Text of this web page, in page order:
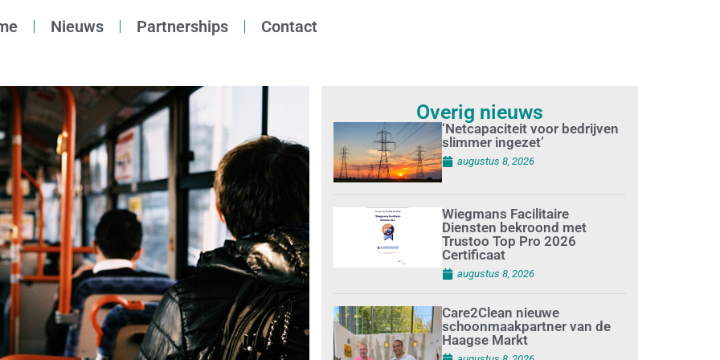
Nieuws Partnerships Contact
Overig nieuws
‘Netcapaciteit voor bedrijven
slimmer ingezet’
augustus 8, 2026
Wiegmans Facilitaire
Diensten bekroond met
Trustoo Top Pro 2026
Certificaat
augustus 8, 2026
Care2Clean nieuwe
schoonmaakpartner van de
Haagse Markt